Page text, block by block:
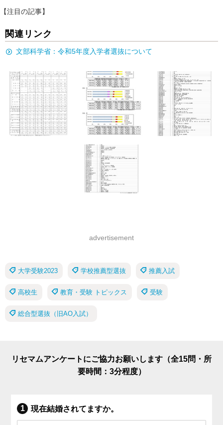
【注目の記事】
関連リンク
文部科学省：令和5年度入学者選抜について
advertisement
大学受験2023 学校推薦型選抜 推薦入試
高校生 教育・受験 トピックス 受験
総合型選抜（旧AO入試）
リセマムアンケートにご協力お願いします（全15問・所
要時間：3分程度）
現在結婚されてますか。